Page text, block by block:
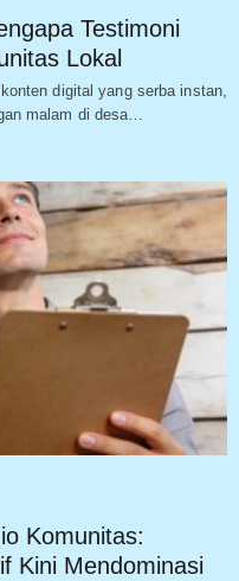
Testimoni
Lokal
digital yang serba instan,
malam di desa…
Komunitas:
Kini Mendominasi